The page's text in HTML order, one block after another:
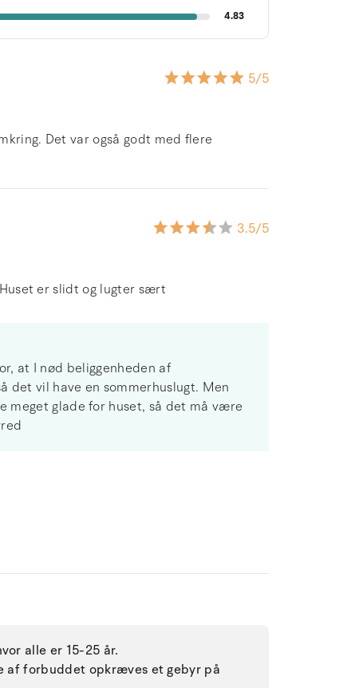
4.83
5/5
Det var også godt med flere
3.5/5
er slidt og lugter sært
at I nød beliggenheden af
det vil have en sommerhuslugt. Men
meget glade for huset, så det må være
alle er 15-25 år.
af forbuddet opkræves et gebyr på